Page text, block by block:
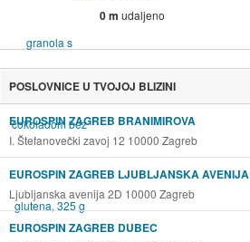
0 m udaljeno
POSLOVNICE U TVOJOJ BLIZINI
EUROSPIN ZAGREB BRANIMIROVA
I. Štefanovečki zavoj 12 10000 Zagreb
EUROSPIN ZAGREB LJUBLJANSKA AVENIJA
Ljubljanska avenija 2D 10000 Zagreb
EUROSPIN ZAGREB DUBEC